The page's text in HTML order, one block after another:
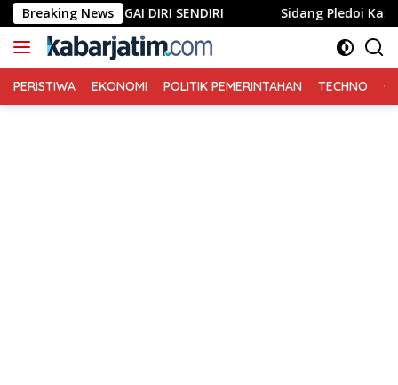
Langsung
ke
konten
Breaking News
MENGHARGAI DIRI SENDIRI Sidang Pledoi Kasus
PERISTIWA EKONOMI POLITIK PEMERINTAHAN TECHNO